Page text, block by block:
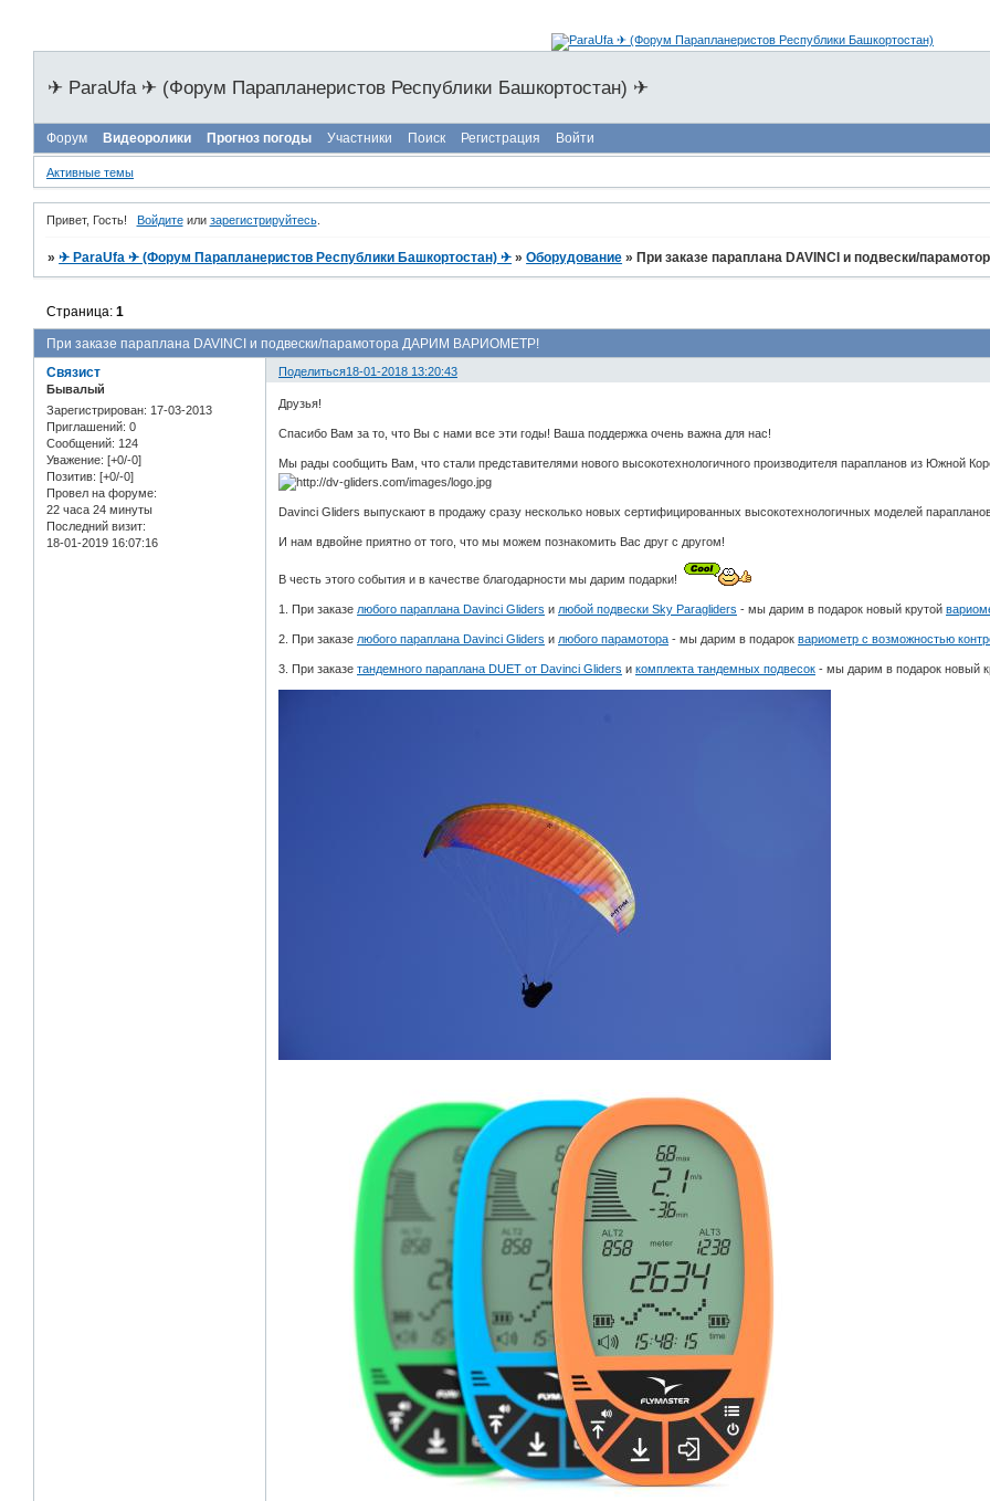
✈ ParaUfa ✈ (Форум Парапланеристов Республики Башкортостан) ✈
Форум Видеоролики Прогноз погоды Участники Поиск Регистрация Войти
Активные темы
Привет, Гость! Войдитеили зарегистрируйтесь.
»✈ ParaUfa ✈ (Форум Парапланеристов Республики Башкортостан) ✈ »Оборудование » При заказе параплана DAVINCI и подвески/
При заказе параплана DAVINCI и подвески/парамотора ДАРИМ ВАРИОМЕТР!
Страница:1
Поделиться18-01-2018 13:20:43
Связист
Бывалый
Зарегистрирован: 17-03-2013
Приглашений: 0
Сообщений: 124
Уважение: [+0/-0]
Позитив: [+0/-0]
Провел на форуме:
22 часа 24 минуты
Последний визит:
18-01-2019 16:07:16
Друзья!
Спасибо Вам за то, что Вы с нами все эти годы! Ваша поддержка очень важна для нас!
Мы рады сообщить Вам, что стали представителями нового высокотехнологичного производителя парапланов из Южной
Davinci Gliders выпускают в продажу сразу несколько новых сертифицированных высокотехнологичных моделей
И нам вдвойне приятно от того, что мы можем познакомить Вас друг с другом!
В честь этого события и в качестве благодарности мы дарим подарки!
1. При заказе любого параплана Davinci Gliders и любой подвески Sky Paragliders - мы дарим в подарок новый крутой
2. При заказе любого параплана Davinci Gliders и любого парамотора - мы дарим в подароквариометр с возможностью
3. При заказетандемного параплана DUET от Davinci Gliders икомплекта тандемных подвесок - мы дарим в подарок новый